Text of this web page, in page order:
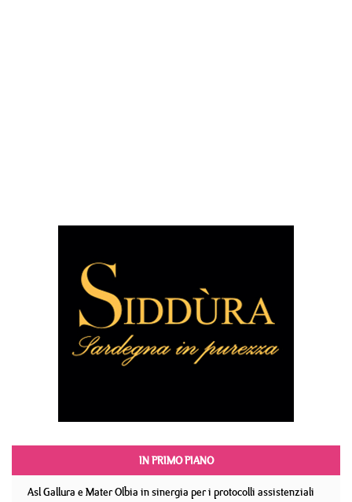
IN PRIMO PIANO
Asl Gallura e Mater Olbia in sinergia per i protocolli assistenziali